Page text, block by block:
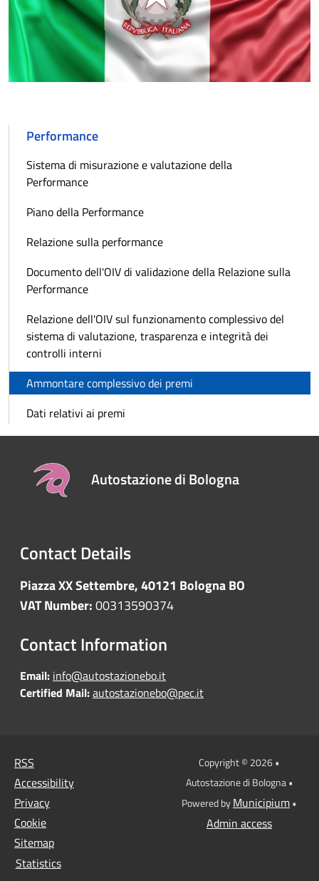
Performance
Sistema di misurazione e valutazione della
Performance
Piano della Performance
Relazione sulla performance
Documento dell'OIV di validazione della Relazione sulla
Performance
Relazione dell'OIV sul funzionamento complessivo del
sistema di valutazione, trasparenza e integrità dei
controlli interni
Ammontare complessivo dei premi
Dati relativi ai premi
Autostazione di Bologna
Contact Details
Piazza XX Settembre, 40121 Bologna BO
VAT Number:00313590374
Contact Information
Email: info@autostazionebo.it
Certified Mail:autostazionebo@pec.it
RSS
Accessibility
Privacy
Cookie
Sitemap
Statistics
Copyright © 2026 •
Autostazione di Bologna •
Powered byMunicipium•
Admin access